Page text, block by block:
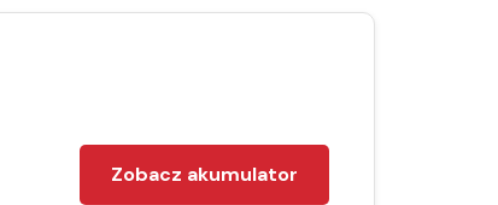
Zobacz akumulator